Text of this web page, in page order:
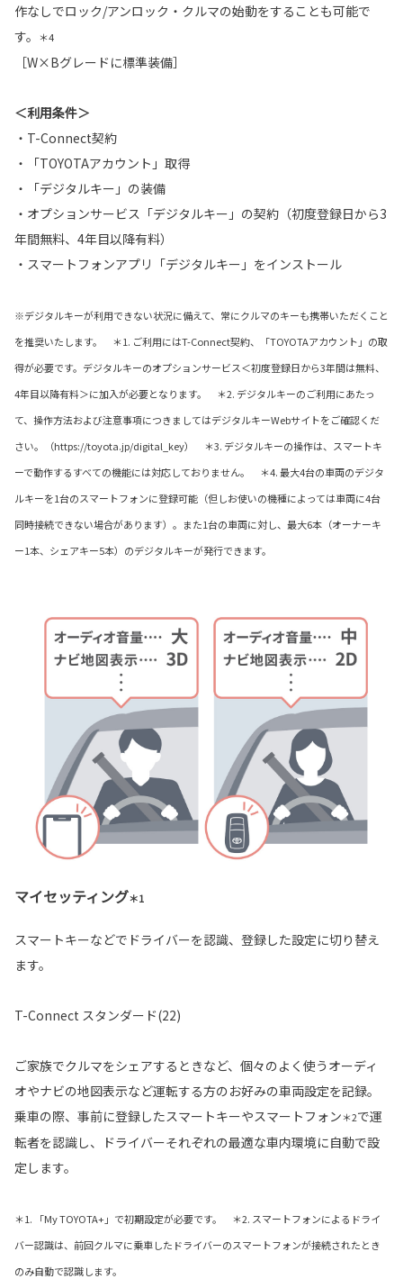
作なしでロック/アンロック・クルマの始動をすることも可能で
す。
＊4
［W×Bグレードに標準装備］
＜利用条件＞
・T-Connect契約
・「TOYOTAアカウント」取得
・「デジタルキー」の装備
・オプションサービス「デジタルキー」の契約（初度登録日から3
年間無料、4年目以降有料）
・スマートフォンアプリ「デジタルキー」をインストール
※デジタルキーが利用できない状況に備えて、常にクルマのキーも携帯いただくこと
を推奨いたします。 ＊1. ご利用にはT-Connect契約、「TOYOTAアカウント」の取
得が必要です。デジタルキーのオプションサービス＜初度登録日から3年間は無料、
4年目以降有料＞に加入が必要となります。 ＊2. デジタルキーのご利用にあたっ
て、操作方法および注意事項につきましてはデジタルキーWebサイトをご確認くだ
さい。（https://toyota.jp/digital_key） ＊3. デジタルキーの操作は、スマートキ
ーで動作するすべての機能には対応しておりません。 ＊4. 最大4台の車両のデジタ
ルキーを1台のスマートフォンに登録可能（但しお使いの機種によっては車両に4台
同時接続できない場合があります）。また1台の車両に対し、最大6本（オーナーキ
ー1本、シェアキー5本）のデジタルキーが発行できます。
マイセッティング＊1
スマートキーなどでドライバーを認識、登録した設定に切り替え
ます。
T-Connect スタンダード(22)
ご家族でクルマをシェアするときなど、個々のよく使うオーディ
オやナビの地図表示など運転する方のお好みの車両設定を記録。
乗車の際、事前に登録したスマートキーやスマートフォン＊2で運
転者を認識し、ドライバーそれぞれの最適な車内環境に自動で設
定します。
＊1. 「My TOYOTA+」で初期設定が必要です。 ＊2. スマートフォンによるドライ
バー認識は、前回クルマに乗車したドライバーのスマートフォンが接続されたとき
のみ自動で認識します。